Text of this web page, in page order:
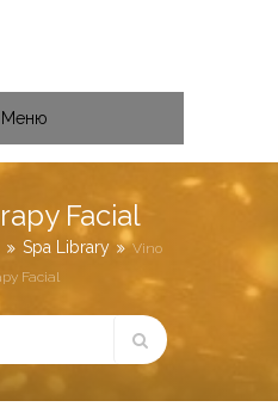
Меню
Facial
Spa Library
Vino
Facial